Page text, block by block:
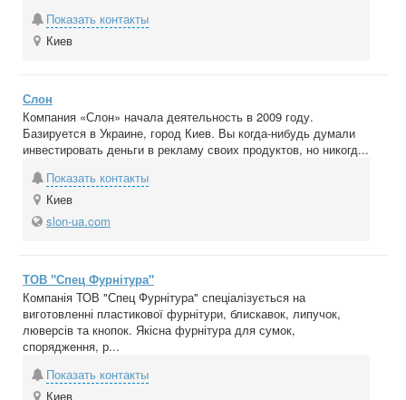
Показать контакты
Киев
Слон
Компания «Слон» начала деятельность в 2009 году.
Базируется в Украине, город Киев. Вы когда-нибудь думали
инвестировать деньги в рекламу своих продуктов, но никогд...
Показать контакты
Киев
slon-ua.com
ТОВ "Спец Фурнітура"
Компанія ТОВ "Спец Фурнітура" спеціалізується на
виготовленні пластикової фурнітури, блискавок, липучок,
люверсів та кнопок. Якісна фурнітура для сумок,
спорядження, р...
Показать контакты
Киев